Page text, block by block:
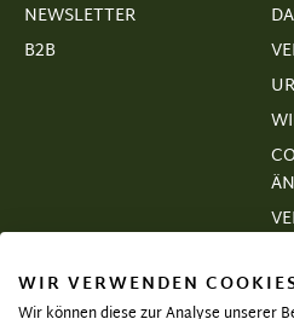
NEWSLETTER
B2B
WIR VERWENDEN